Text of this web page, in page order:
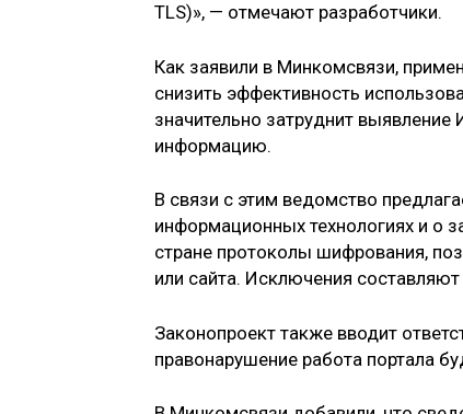
TLS)», — отмечают разработчики.
Как заявили в Минкомсвязи,
снизить эффективность
значительно затруднит
информацию.
В связи с этим ведомство
информационных технологиях и о
стране протоколы шифрования,
или сайта. Исключения
Законопроект также вводит
правонарушение работа портала